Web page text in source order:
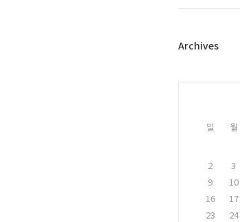
플
Archives
일 월
2
3
9
10
16
17
23
24